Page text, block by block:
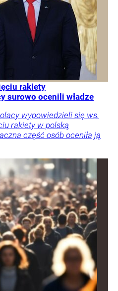
rakiety
surowo ocenili władze
wypowiedzieli się ws.
rakiety w polską
część osób oceniła ją